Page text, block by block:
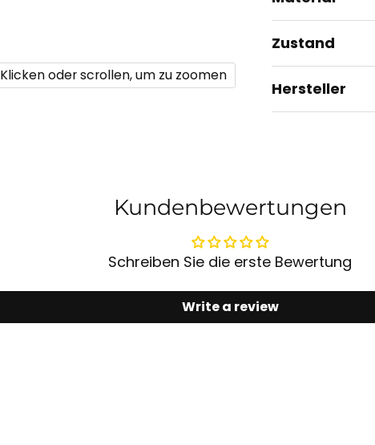
Klicken oder scrollen, um zu zoomen
Zustand
Hersteller
Kundenbewertungen
Schreiben Sie die erste Bewertung
Write a review